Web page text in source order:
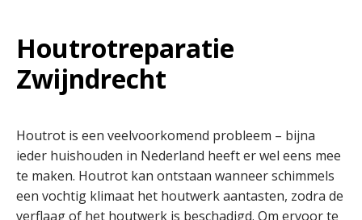
Houtrotreparatie
Zwijndrecht
Houtrot is een veelvoorkomend probleem – bijna
ieder huishouden in Nederland heeft er wel eens mee
te maken. Houtrot kan ontstaan wanneer schimmels
een vochtig klimaat het houtwerk aantasten, zodra de
verflaag of het houtwerk is beschadigd. Om ervoor te